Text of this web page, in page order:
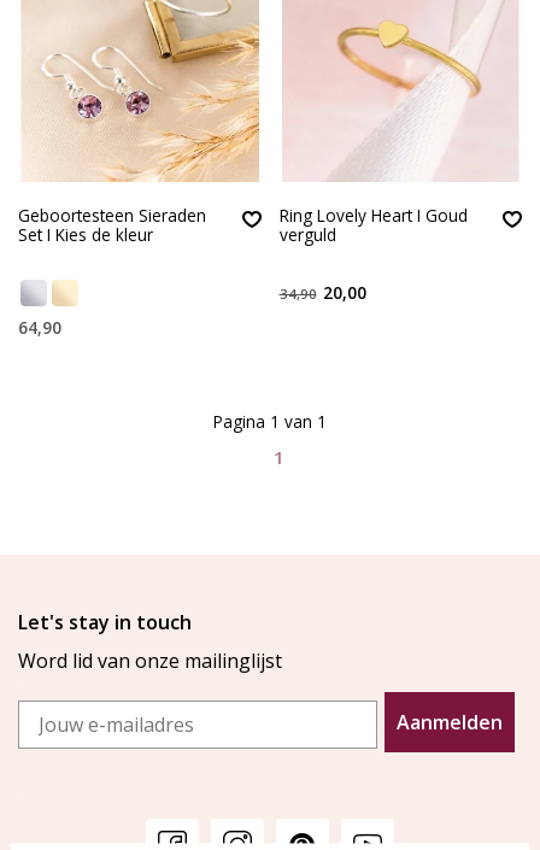
Geboortesteen Sieraden
Set I Kies de kleur
64,90
Ring Lovely Heart I Goud
verguld
34,90 20,00
1
Pagina 1 van 1
Let's stay in touch
Word lid van onze mailinglijst
Email
Aanmelden